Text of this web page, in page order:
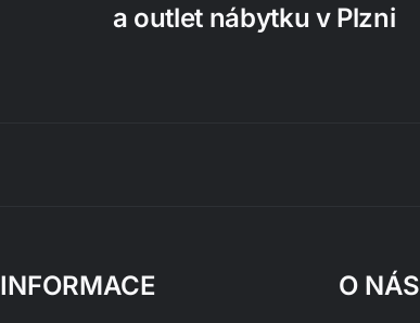
a outlet nábytku v Plzni
INFORMACE O NÁS